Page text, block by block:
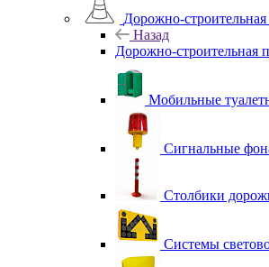
Дорожно-
Назад
Дорожно-строительная
Мобильные
Сигнальные
Столбики
Системы